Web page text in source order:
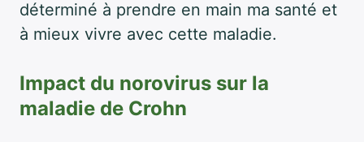
déterminé à prendre en main ma santé et
à mieux vivre avec cette maladie.
Impact du norovirus sur la
maladie de Crohn